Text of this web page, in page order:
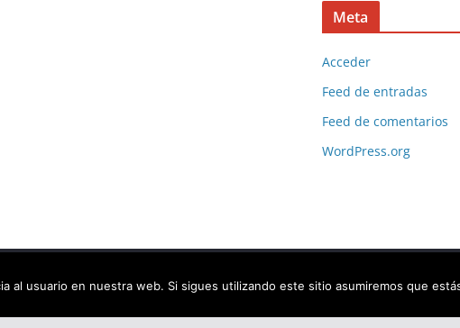
Meta
Acceder
Feed de entradas
Feed de comentarios
WordPress.org
los derechos reservados.
al usuario en nuestra web. Si sigues utilizando este sitio asumiremos que